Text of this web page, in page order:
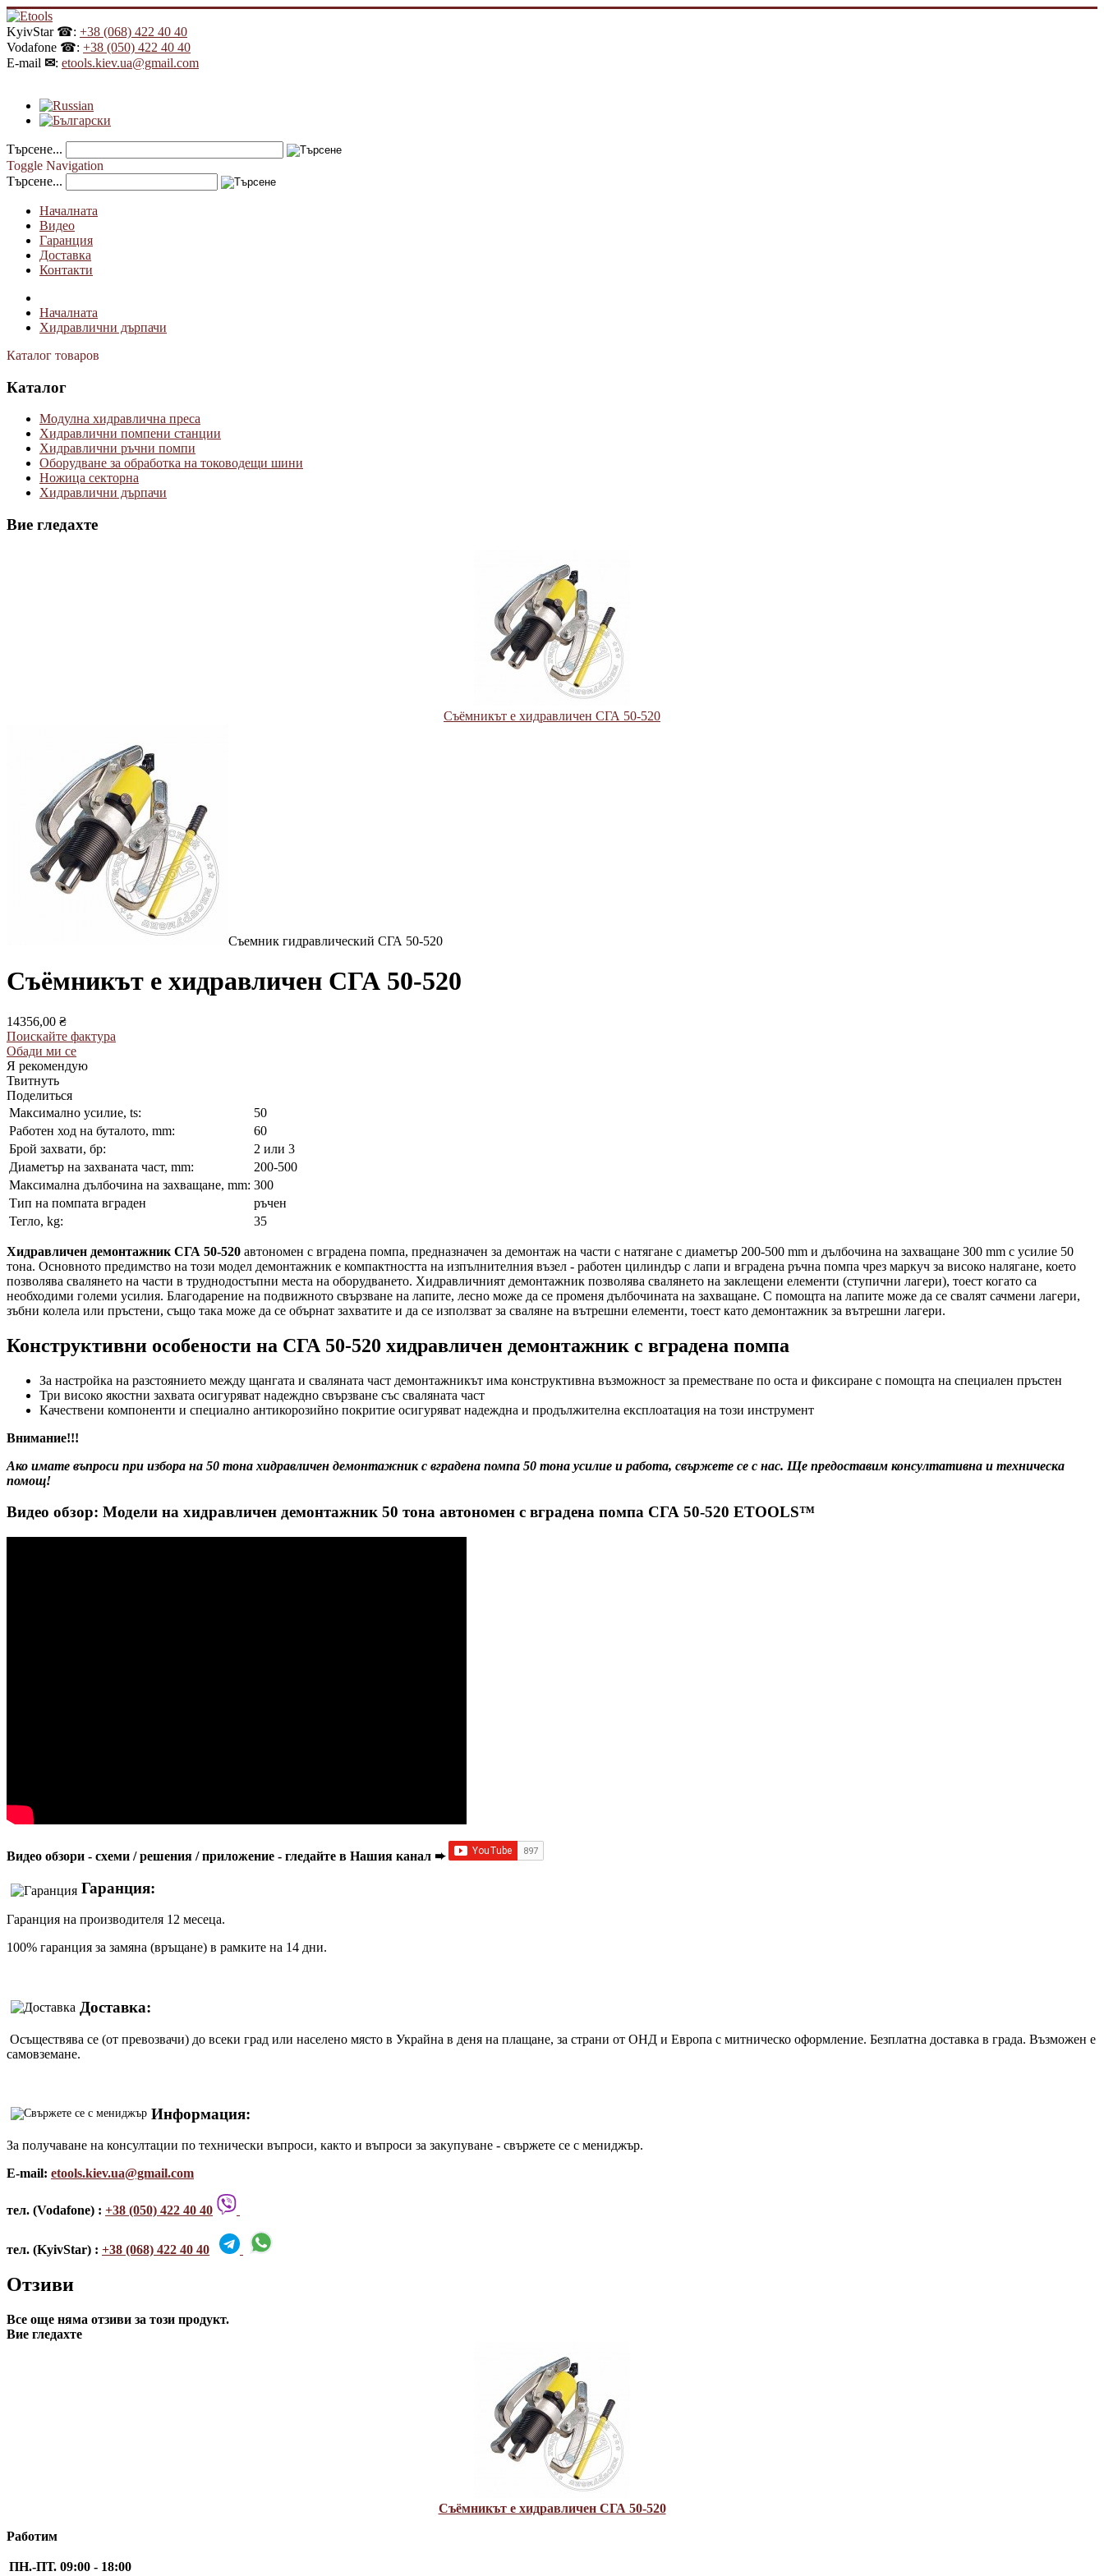
KyivStar ☎: +38 (068) 422 40 40
Vodafone ☎: +38 (050) 422 40 40
E-mail ✉: etools.kiev.ua@gmail.com
Търсене...
Toggle Navigation
Търсене...
Началната
Видео
Гаранция
Доставка
Контакти
Началната
Хидравлични дърпачи
Каталог товаров
Каталог
Модулна хидравлична преса
Хидравлични помпени станции
Хидравлични ръчни помпи
Оборудване за обработка на тоководещи шини
Ножица секторна
Хидравлични дърпачи
Вие гледахте
Съёмникът е хидравличен СГА 50-520
Съемник гидравлический СГА 50-520
Съёмникът е хидравличен СГА 50-520
14356,00 ₴
Поискайте фактура
Обади ми се
Я рекомендую
Твитнуть
Поделиться
Максимално усилие, ts:
50
Работен ход на буталото, mm:
60
Брой захвати, бр:
2 или 3
Диаметър на захваната част, mm:
200-500
Максимална дълбочина на захващане, mm: 300
Тип на помпата вграден
ръчен
Тегло, kg:
35
Хидравличен демонтажник СГА 50-520 автономен с вградена помпа, предназначен за демонтаж на части с натягане с диаметър 200-500 mm и дълбочина на захващане 300 mm с усилие 50
тона. Основното предимство на този модел демонтажник е компактността на изпълнителния възел - работен цилиндър с лапи и вградена ръчна помпа чрез маркуч за високо налягане, което
позволява свалянето на части в труднодостъпни места на оборудването. Хидравличният демонтажник позволява свалянето на заклещени елементи (ступични лагери), тоест когато са
необходими големи усилия. Благодарение на подвижното свързване на лапите, лесно може да се променя дълбочината на захващане. С помощта на лапите може да се свалят сачмени лагери,
зъбни колела или пръстени, също така може да се обърнат захватите и да се използват за сваляне на вътрешни елементи, тоест като демонтажник за вътрешни лагери.
Конструктивни особености на СГА 50-520 хидравличен демонтажник с вградена помпа
За настройка на разстоянието между щангата и сваляната част демонтажникът има конструктивна възможност за преместване по оста и фиксиране с помощта на специален пръстен
Три високо якостни захвата осигуряват надеждно свързване със сваляната част
Качествени компоненти и специално антикорозийно покритие осигуряват надеждна и продължителна експлоатация на този инструмент
Внимание!!!
Ако имате въпроси при избора на 50 тона хидравличен демонтажник с вградена помпа 50 тона усилие и работа, свържете се с нас. Ще предоставим консултативна и техническа
помощ!
Видео обзор: Модели на хидравличен демонтажник 50 тона автономен с вградена помпа СГА 50-520 ETOOLS™
Видео обзори - схеми / решения / приложение - гледайте в Нашия канал ➨
Гаранция:
Гаранция на производителя 12 месеца.
100% гаранция за замяна (връщане) в рамките на 14 дни.
Доставка:
Осъществява се (от превозвачи) до всеки град или населено място в Украйна в деня на плащане, за страни от ОНД и Европа с митническо оформление. Безплатна доставка в града. Възможен е
самовземане.
Информация:
За получаване на консултации по технически въпроси, както и въпроси за закупуване - свържете се с мениджър.
E-mail: etools.kiev.ua@gmail.com
тел. (Vodafone) : +38 (050) 422 40 40
тел. (KyivStar) : +38 (068) 422 40 40
Отзиви
Все още няма отзиви за този продукт.
Вие гледахте
Съёмникът е хидравличен СГА 50-520
Работим
ПН.-ПТ. 09:00 - 18:00